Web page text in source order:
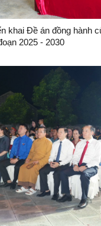
khai Đề án đồng hành
2025 - 2030